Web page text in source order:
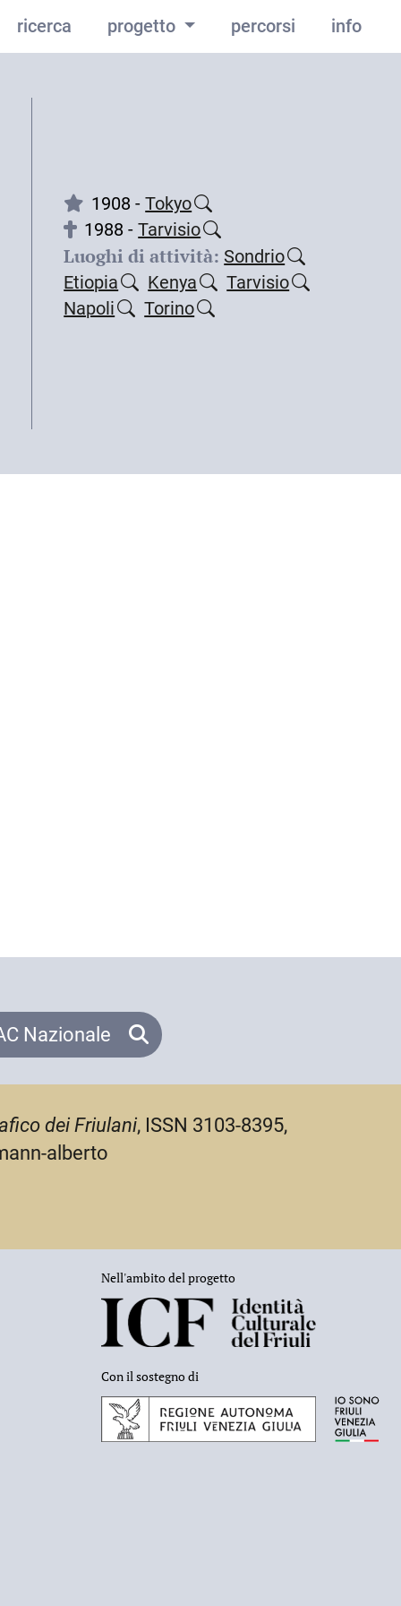
ricerca progetto percorsi info
1908 -Tokyo
1988 -Tarvisio
Luoghi di attività: Sondrio
Etiopia
Kenya
Tarvisio
Napoli
Torino
Nazionale
dei Friulani, ISSN 3103-8395,
alberto
Nell'ambito del progetto
Con il sostegno di